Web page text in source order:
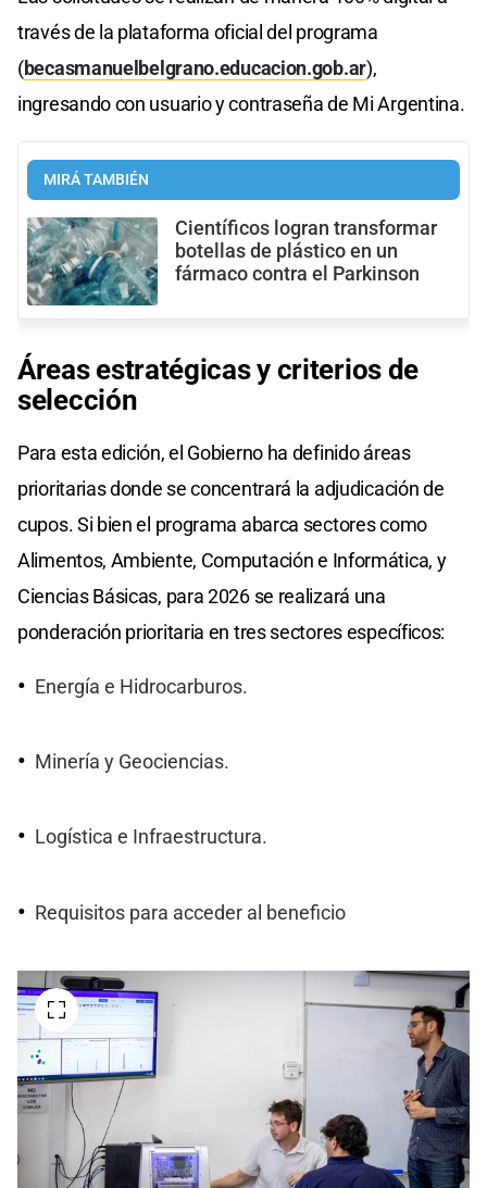
través de la plataforma oficial del programa
(becasmanuelbelgrano.educacion.gob.ar),
ingresando con usuario y contraseña de Mi Argentina.
MIRÁ TAMBIÉN
Científicos logran transformar
botellas de plástico en un
fármaco contra el Parkinson
Áreas estratégicas y criterios de
selección
Para esta edición, el Gobierno ha definido áreas
prioritarias donde se concentrará la adjudicación de
cupos. Si bien el programa abarca sectores como
Alimentos, Ambiente, Computación e Informática, y
Ciencias Básicas, para 2026 se realizará una
ponderación prioritaria en tres sectores específicos:
Energía e Hidrocarburos.
Minería y Geociencias.
Logística e Infraestructura.
Requisitos para acceder al beneficio